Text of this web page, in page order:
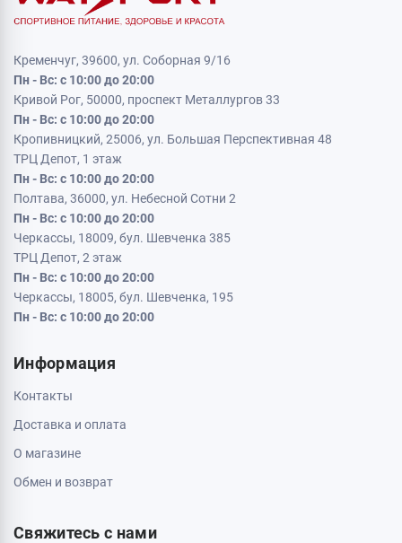
Кременчуг, 39600, ул. Соборная 9/16
Пн - Вс: с 10:00 до 20:00
Кривой Рог, 50000, проспект Металлургов 33
Пн - Вс: с 10:00 до 20:00
Кропивницкий, 25006, ул. Большая Перспективная 48
ТРЦ Депот, 1 этаж
Пн - Вс: с 10:00 до 20:00
Полтава, 36000, ул. Небесной Сотни 2
Пн - Вс: с 10:00 до 20:00
Черкассы, 18009, бул. Шевченка 385
ТРЦ Депот, 2 этаж
Пн - Вс: с 10:00 до 20:00
Черкассы, 18005, бул. Шевченка, 195
Пн - Вс: с 10:00 до 20:00
Информация
Контакты
Доставка и оплата
О магазине
Обмен и возврат
Свяжитесь с нами